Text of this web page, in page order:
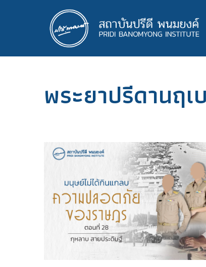
พระยาปรีดานฤเ